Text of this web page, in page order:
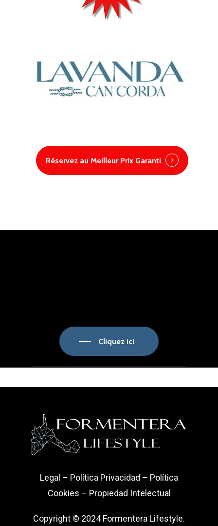
Réservez au Meilleur Prix Garanti
Cliquez ici
Legal – Política Privacidad – Política
Cookies – Propiedad Intelectual
Copyright © 2024 Formentera Lifestyle.